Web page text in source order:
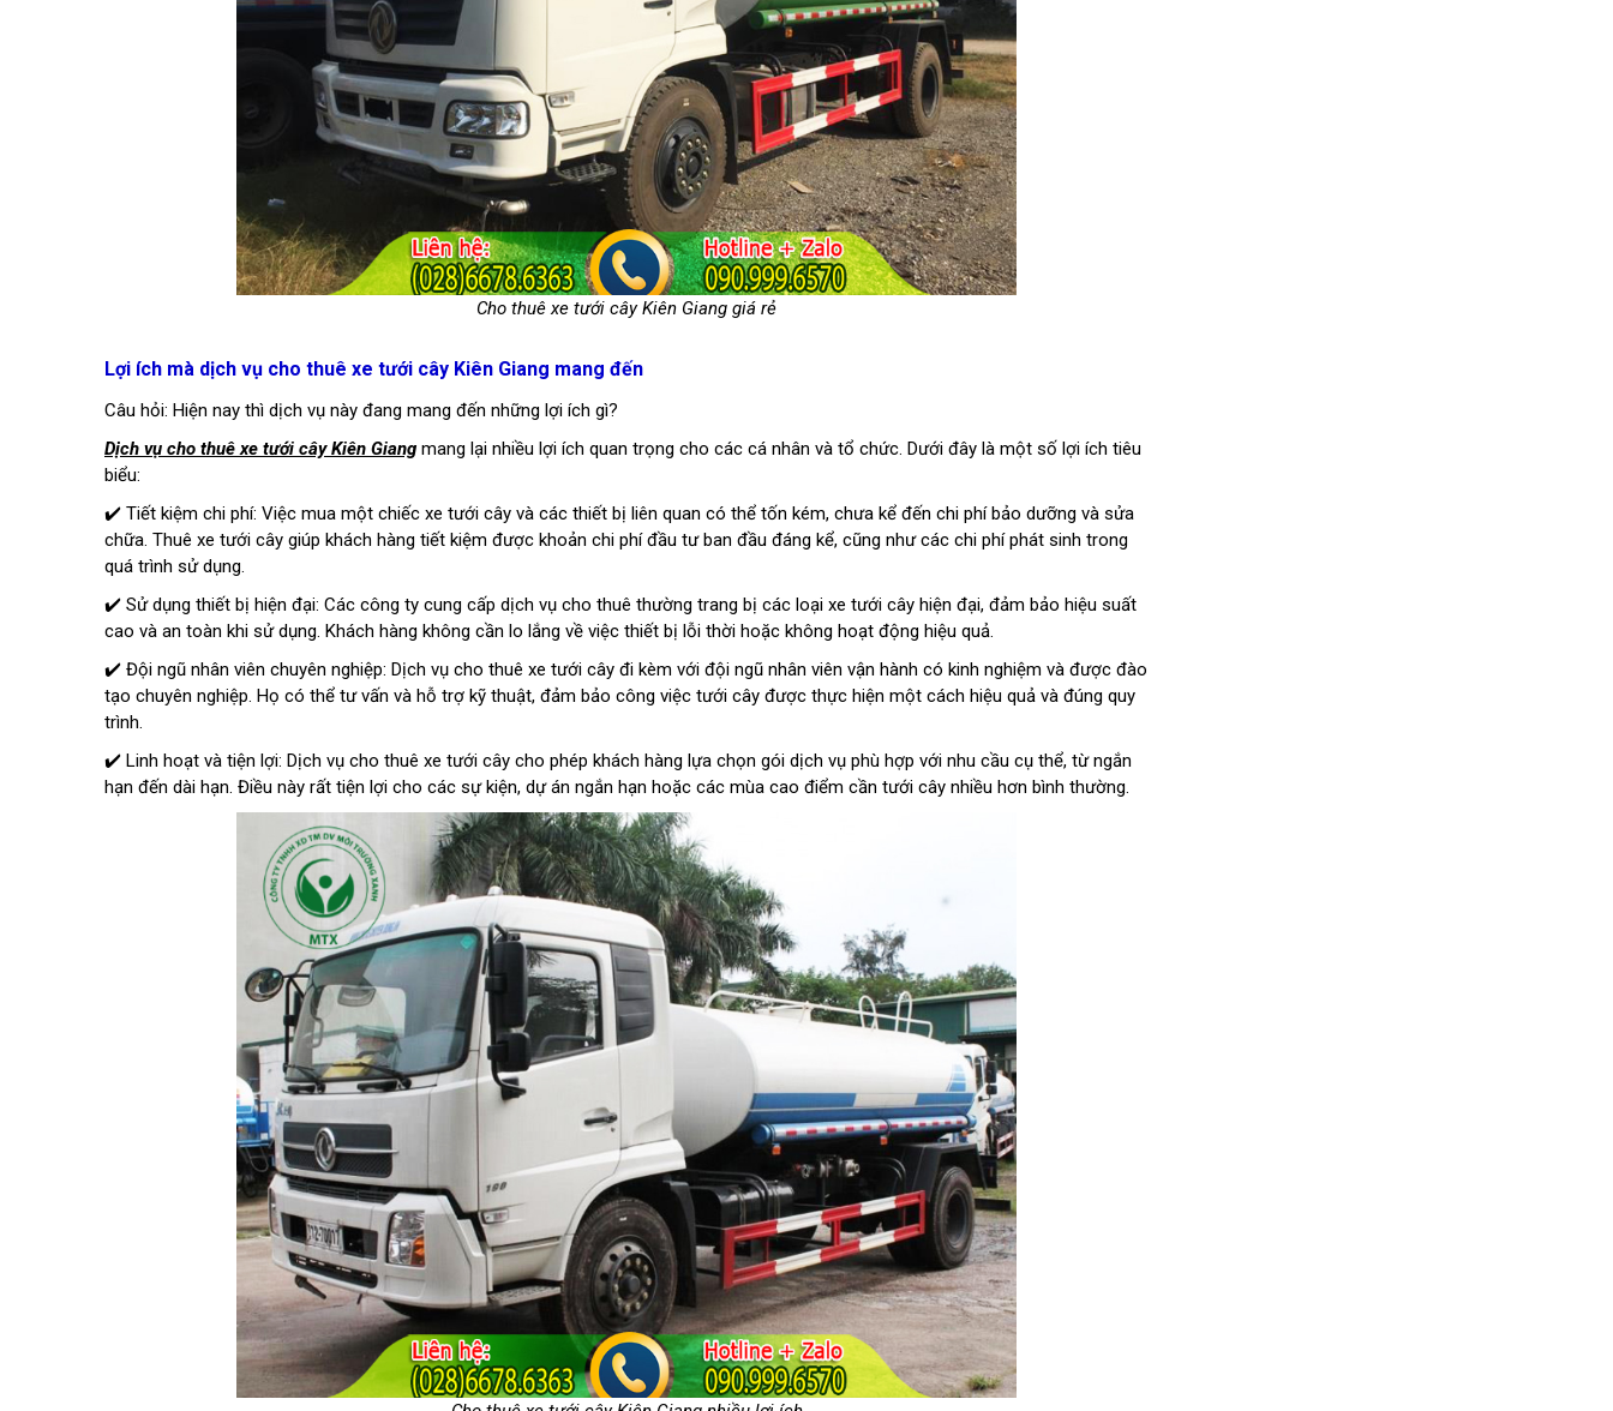
Cho thuê xe tưới cây Kiên Giang giá rẻ
Lợi ích mà dịch vụ cho thuê xe tưới cây Kiên Giang mang đến
Câu hỏi: Hiện nay thì dịch vụ này đang mang đến những lợi ích gì?
Dịch vụ cho thuê xe tưới cây Kiên Giang mang lại nhiều lợi ích quan trọng cho các cá nhân và tổ chức. Dưới đây là một số lợi ích tiêu
biểu:
✔️ Tiết kiệm chi phí: Việc mua một chiếc xe tưới cây và các thiết bị liên quan có thể tốn kém, chưa kể đến chi phí bảo dưỡng và sửa
chữa. Thuê xe tưới cây giúp khách hàng tiết kiệm được khoản chi phí đầu tư ban đầu đáng kể, cũng như các chi phí phát sinh trong
quá trình sử dụng.
✔️ Sử dụng thiết bị hiện đại: Các công ty cung cấp dịch vụ cho thuê thường trang bị các loại xe tưới cây hiện đại, đảm bảo hiệu suất
cao và an toàn khi sử dụng. Khách hàng không cần lo lắng về việc thiết bị lỗi thời hoặc không hoạt động hiệu quả.
✔️ Đội ngũ nhân viên chuyên nghiệp: Dịch vụ cho thuê xe tưới cây đi kèm với đội ngũ nhân viên vận hành có kinh nghiệm và được đào
tạo chuyên nghiệp. Họ có thể tư vấn và hỗ trợ kỹ thuật, đảm bảo công việc tưới cây được thực hiện một cách hiệu quả và đúng quy
trình.
✔️ Linh hoạt và tiện lợi: Dịch vụ cho thuê xe tưới cây cho phép khách hàng lựa chọn gói dịch vụ phù hợp với nhu cầu cụ thể, từ ngắn
hạn đến dài hạn. Điều này rất tiện lợi cho các sự kiện, dự án ngắn hạn hoặc các mùa cao điểm cần tưới cây nhiều hơn bình thường.